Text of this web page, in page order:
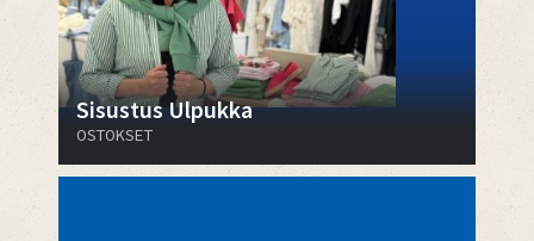
Sisustus Ulpukka
OSTOKSET